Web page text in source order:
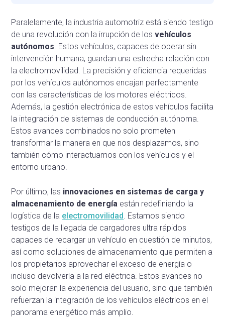
Paralelamente, la industria automotriz está siendo testigo
de una revolución con la irrupción de losvehículos
autónomos. Estos vehículos, capaces de operar sin
intervención humana, guardan una estrecha relación con
la electromovilidad. La precisión y eficiencia requeridas
por los vehículos autónomos encajan perfectamente
con las características de los motores eléctricos.
Además, la gestión electrónica de estos vehículos facilita
la integración de sistemas de conducción autónoma.
Estos avances combinados no solo prometen
transformar la manera en que nos desplazamos, sino
también cómo interactuamos con los vehículos y el
entorno urbano.
Por último, las innovaciones en sistemas de carga y
almacenamiento de energía están redefiniendo la
logística de la electromovilidad. Estamos siendo
testigos de la llegada de cargadores ultra rápidos
capaces de recargar un vehículo en cuestión de minutos,
así como soluciones de almacenamiento que permiten a
los propietarios aprovechar el exceso de energía o
incluso devolverla a la red eléctrica. Estos avances no
solo mejoran la experiencia del usuario, sino que también
refuerzan la integración de los vehículos eléctricos en el
panorama energético más amplio.